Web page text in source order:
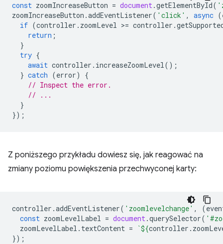
const zoomIncreaseButton = document.getElementById(
zoomIncreaseButton .addEventListener( 'click' , async (
if (controller . zoomLevel >= controller .
return ;
}
try {
await controller . increaseZoomLevel();
} catch (error)
{
// Inspect the error.
// ...
}
});
Z poniższego przykładu dowiesz się, jak reagować na
zmiany poziomu powiększenia przechwyconej karty:
controller .addEventListener( 'zoomlevelchange' , (
const zoomLevelLabel = document.querySelector(
zoomLevelLabel . textContent = `${controller .
});